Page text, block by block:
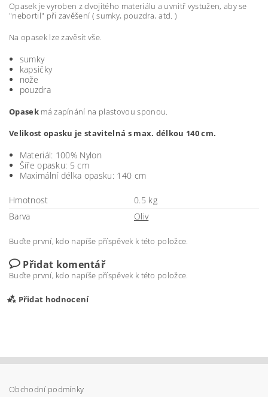
Opasek je vyroben z dvojitého materiálu a uvnitř vystužen, aby se
"nebortil" při zavěšení ( sumky, pouzdra, atd. )
Na opasek lze zavěsit vše.
sumky
kapsičky
nože
pouzdra
Opasekmá zapínání na plastovou sponou.
Velikost opasku je stavitelná s max. délkou 140 cm.
Materiál: 100% Nylon
Šíře opasku: 5 cm
Maximální délka opasku: 140 cm
Hmotnost
0.5 kg
Barva
Oliv
Buďte první, kdo napíše příspěvek k této položce.
Přidat komentář
Buďte první, kdo napíše příspěvek k této položce.
Přidat hodnocení
Obchodní podmínky